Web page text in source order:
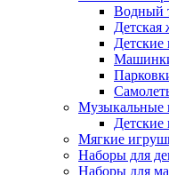
Водный
Детская
Музыкальные
Мягкие
Наборы для
Наборы для